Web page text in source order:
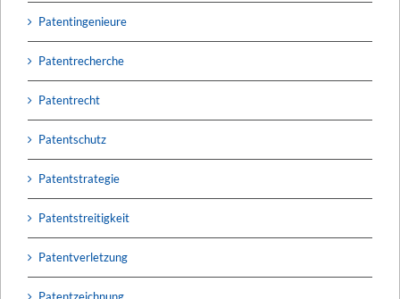
Patentingenieure
Patentrecherche
Patentrecht
Patentschutz
Patentstrategie
Patentstreitigkeit
Patentverletzung
Patentzeichnung